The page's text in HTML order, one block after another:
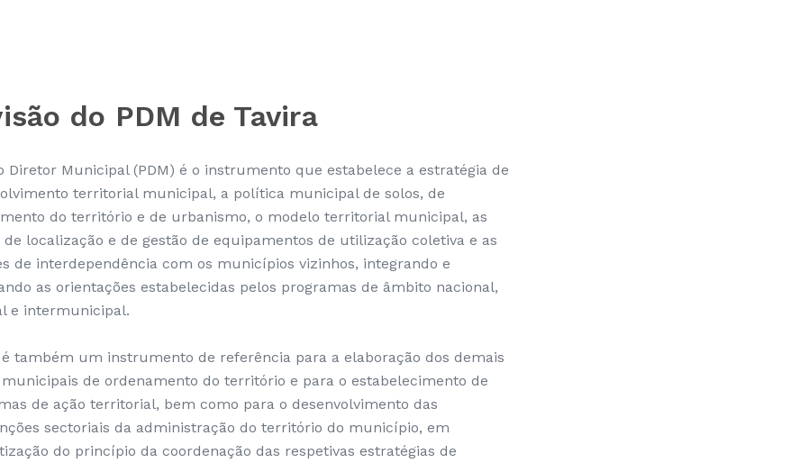
do PDM de Tavira
Diretor Municipal (PDM) é o instrumento que estabelece a estratégia de
territorial municipal, a política municipal de solos, de
do território e de urbanismo, o modelo territorial municipal, as
de localização e de gestão de equipamentos de utilização coletiva e as
de interdependência com os municípios vizinhos, integrando e
as orientações estabelecidas pelos programas de âmbito nacional,
e intermunicipal.
é também um instrumento de referência para a elaboração dos demais
de ordenamento do território e para o estabelecimento de
de ação territorial, bem como para o desenvolvimento das
sectoriais da administração do território do município, em
do princípio da coordenação das respetivas estratégias de